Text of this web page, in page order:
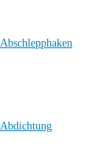
Abschlepphaken
Abdichtung